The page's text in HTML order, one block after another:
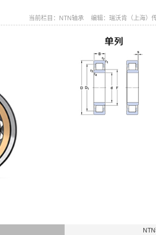
当前栏目：NTN轴承 编辑：瑞沃肯（上海）